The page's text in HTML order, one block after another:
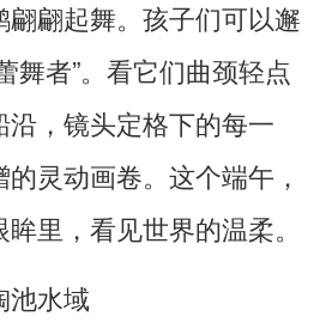
翩起舞。孩子们可以邂
舞者”。看它们曲颈轻点
，镜头定格下的每一
灵动画卷。这个端午，
里，看见世界的温柔。
水域